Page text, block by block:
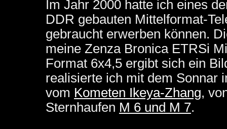
Im Jahr 2000 hatte ich eines
DDR gebauten Mittelformat-
gebraucht erwerben können.
meine Zenza Bronica ETRSi
Format 6x4,5 ergibt sich ein
realisierte ich mit dem Sonnar
vom Kometen Ikeya-Zhang,
Sternhaufen M 6 und M 7.